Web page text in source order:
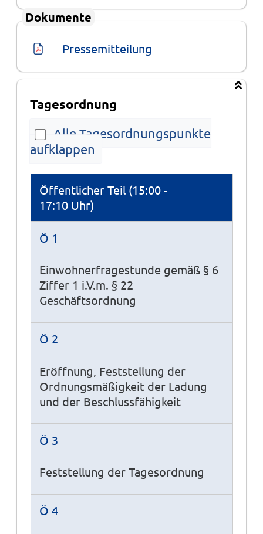
Dokumente
Pressemitteilung
Tagesordnung
Alle Tagesordnungspunkte
aufklappen
Tagesordnung
Öffentlicher Teil (15:00 -
17:10 Uhr)
Ö 1
Einwohnerfragestunde gemäß § 6
Ziffer 1 i.V.m. § 22
Geschäftsordnung
Ö 2
Eröffnung, Feststellung der
Ordnungsmäßigkeit der Ladung
und der Beschlussfähigkeit
Ö 3
Feststellung der Tagesordnung
Ö 4